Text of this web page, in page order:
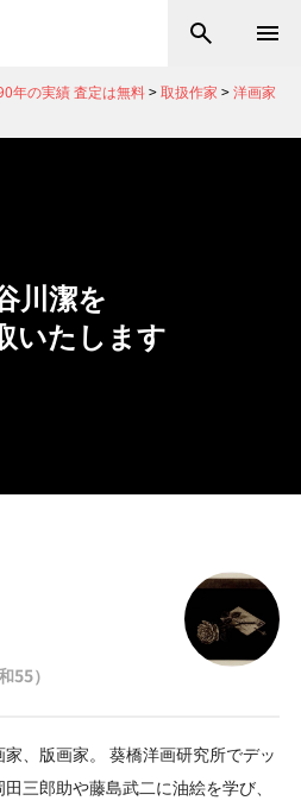
年の実績 査定は無料>取扱作家 >洋画家
川潔を
いたします
55）
、版画家。 葵橋洋画研究所でデッ
三郎助や藤島武二に油絵を学び、